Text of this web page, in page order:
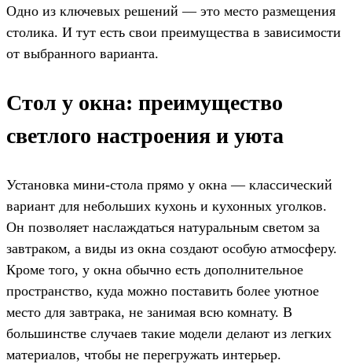
Одно из ключевых решений — это место размещения
столика. И тут есть свои преимущества в зависимости
от выбранного варианта.
Стол у окна: преимущество
светлого настроения и уюта
Установка мини-стола прямо у окна — классический
вариант для небольших кухонь и кухонных уголков.
Он позволяет наслаждаться натуральным светом за
завтраком, а виды из окна создают особую атмосферу.
Кроме того, у окна обычно есть дополнительное
пространство, куда можно поставить более уютное
место для завтрака, не занимая всю комнату. В
большинстве случаев такие модели делают из легких
материалов, чтобы не перегружать интерьер.